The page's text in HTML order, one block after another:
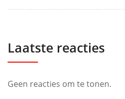
Laatste reacties
Geen reacties om te tonen.